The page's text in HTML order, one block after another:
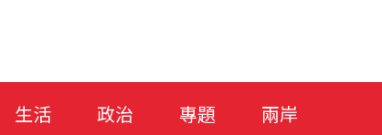
生活 政治 專題 兩岸